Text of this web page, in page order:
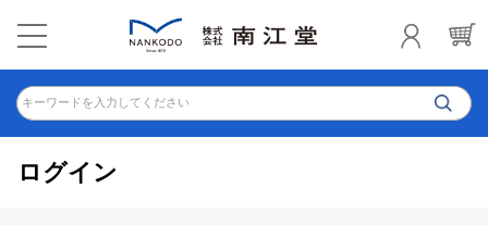
キーワードを入力してください
ログイン